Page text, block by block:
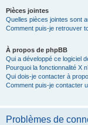
Pièces jointes
Quelles pièces jointes sont
Comment puis-je retrouver
À propos de phpBB
Qui a développé ce logiciel
Pourquoi la fonctionnalité X
Qui dois-je contacter à
Comment puis-je contacter
Problèmes de